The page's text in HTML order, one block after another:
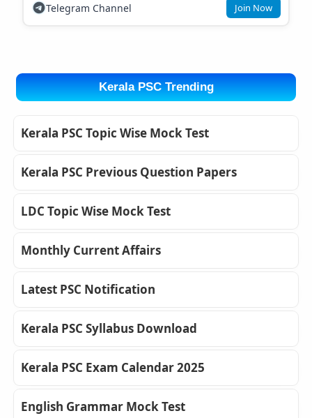
Telegram Channel Join Now
Kerala PSC Trending
Kerala PSC Topic Wise Mock Test
Kerala PSC Previous Question Papers
LDC Topic Wise Mock Test
Monthly Current Affairs
Latest PSC Notification
Kerala PSC Syllabus Download
Kerala PSC Exam Calendar 2025
English Grammar Mock Test